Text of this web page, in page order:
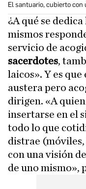
El santuario, cubierto con
¿A qué se
mismos
servicio de
sacerdotes,
laicos». Y es
austera pero
dirigen. «A
insertarse en el
todo lo que
distrae
con una visión
de uno mismo»,